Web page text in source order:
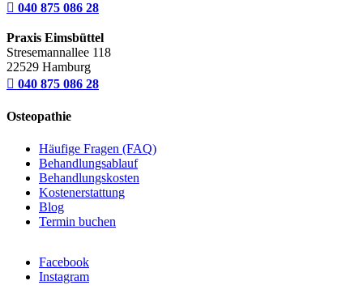
 040 875 086 28
Praxis Eimsbüttel
Stresemannallee 118
22529 Hamburg
 040 875 086 28
Osteopathie
Häufige Fragen (FAQ)
Behandlungsablauf
Behandlungskosten
Kostenerstattung
Blog
Termin buchen
Facebook
Instagram